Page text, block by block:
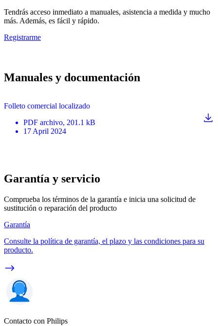
Tendrás acceso inmediato a manuales, asistencia a medida y mucho
más. Además, es fácil y rápido.
Registrarme
Manuales y documentación
Folleto comercial localizado
PDF archivo, 201.1 kB
17 April 2024
Garantía y servicio
Comprueba los términos de la garantía e inicia una solicitud de
sustitución o reparación del producto
Garantía
Consulte la política de garantía, el plazo y las condiciones para su
producto.
Contacto con Philips